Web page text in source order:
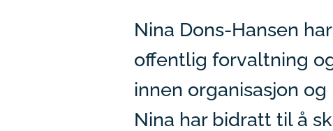
Nina Dons-Hansen
offentlig forvaltning
innen organisasjon
Nina har bidratt til å